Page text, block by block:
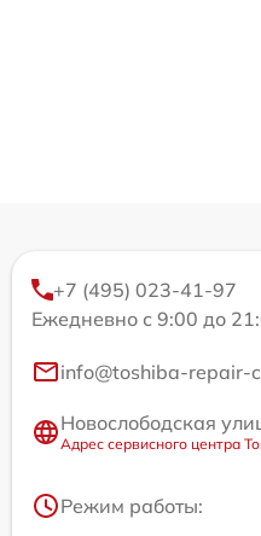
+7 (495) 023-41-97
Ежедневно с 9:00 до
info@toshiba-repair-
Новослободская
Адрес сервисного центра
Режим работы: